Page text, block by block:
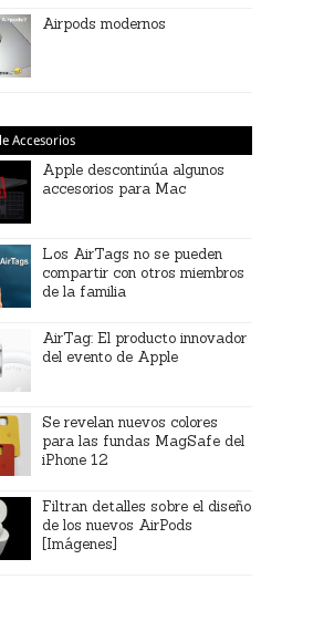
Airpods modernos
Accesorios
Apple descontinúa algunos
accesorios para Mac
Los AirTags no se pueden
compartir con otros miembros
de la familia
AirTag: El producto innovador
del evento de Apple
Se revelan nuevos colores
para las fundas MagSafe del
iPhone 12
Filtran detalles sobre el diseño
de los nuevos AirPods
[Imágenes]